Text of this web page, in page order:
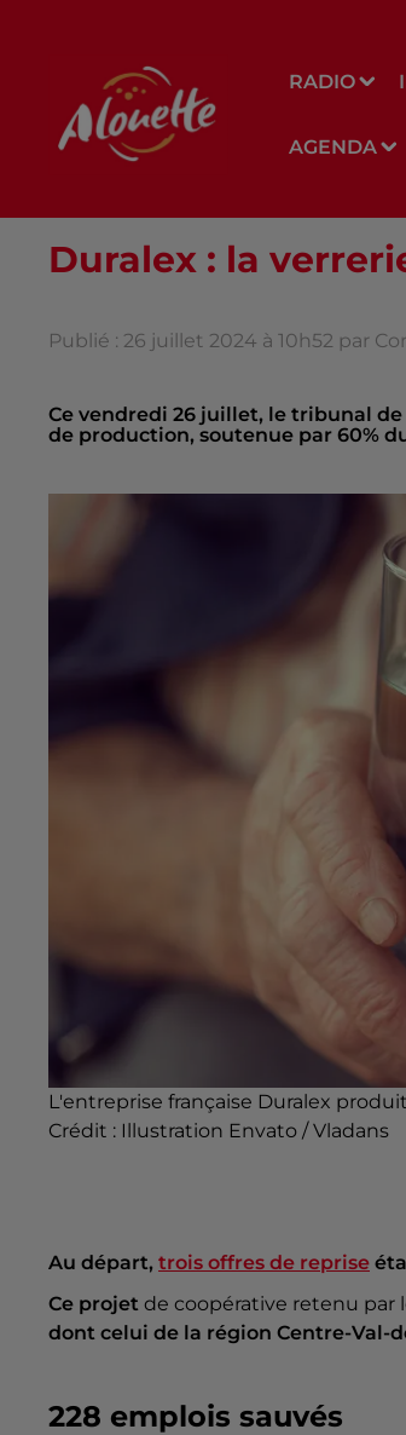
RADIO
AGENDA
Duralex : la
Publié : 26 juillet 2024 à 10h52 par
Ce vendredi 26 juillet, le tribunal
de production, soutenue par 60%
L'entreprise française Duralex
Crédit : Illustration Envato / Vladans
Au départ, trois offres de reprise
Ce projet de coopérative retenu par
dont celui de la région Centre-Val-
228 emplois sauvés